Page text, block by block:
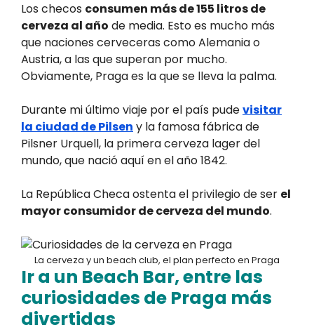
Los checos consumen más de 155 litros de
cerveza al año de media. Esto es mucho más
que naciones cerveceras como Alemania o
Austria, a las que superan por mucho.
Obviamente, Praga es la que se lleva la palma.
Durante mi último viaje por el país pudevisitar
la ciudad de Pilsen y la famosa fábrica de
Pilsner Urquell, la primera cerveza lager del
mundo, que nació aquí en el año 1842.
La República Checa ostenta el privilegio de ser el
mayor consumidor de cerveza del mundo.
La cerveza y un beach club, el plan perfecto en Praga
Ir a un Beach Bar, entre las
curiosidades de Praga más
divertidas